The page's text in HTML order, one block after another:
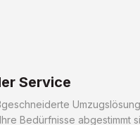
Service
Bedürfnisse abgestimmt